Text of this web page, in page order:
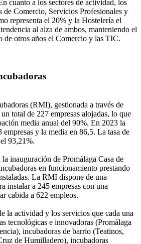
cuanto a los sectores de actividad, los
de Comercio, Servicios Profesionales y
representa el 20% y la Hostelería el
al alza de ambos, manteniendo el
de otros años el Comercio y las TIC.
(RMI), gestionada a través de
total de 227 empresas alojadas, lo que
media anual del 90%. En 2023 la
empresas y la media en 86,5. La tasa de
93,21%.
inauguración de Promálaga Casa de
en funcionamiento prestando
La RMI dispone de una
instalar a 245 empresas con una
cabida a 622 empleos.
la actividad y los servicios que cada una
tecnológicas e innovadoras (Promálaga
incubadoras de barrio (Teatinos,
de Humilladero), incubadoras